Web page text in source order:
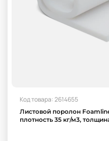
Код товара: 2614655
Листовой поролон
плотность 35 кг/м3,